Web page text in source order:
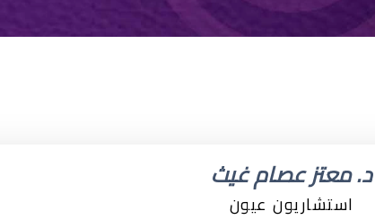
د. معتز عصام غيث
استشاريون عيون